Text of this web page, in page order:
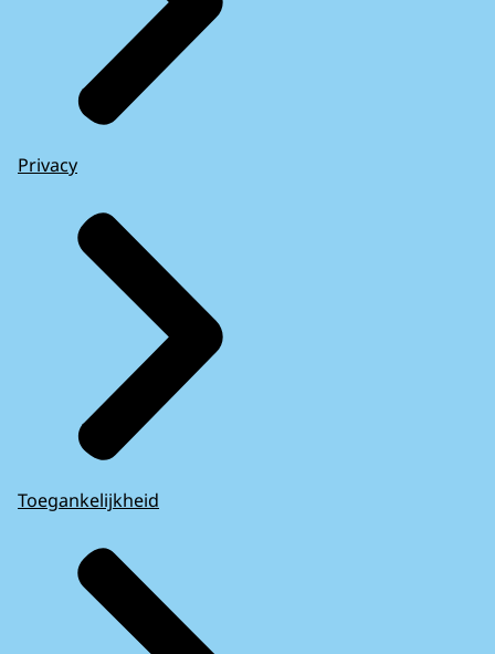
Privacy
Toegankelijkheid